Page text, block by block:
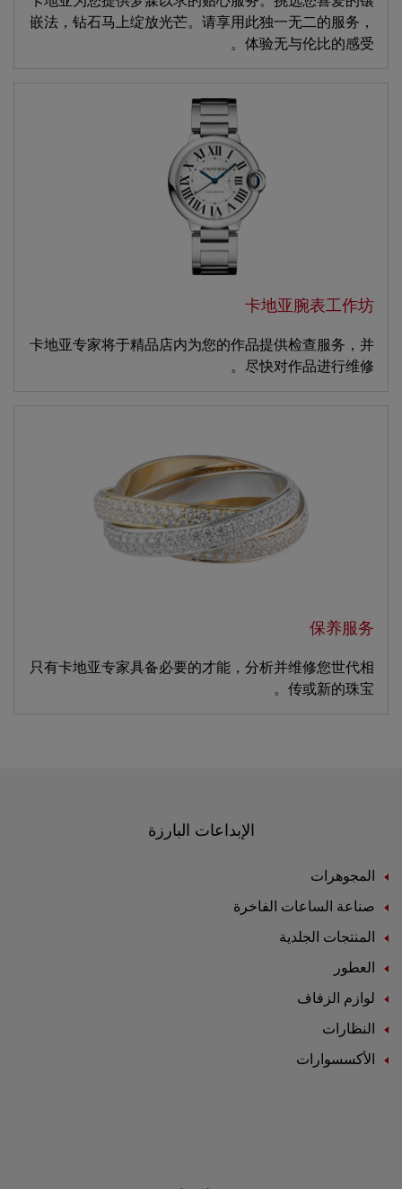
嵌法，钻石马上绽放光芒。请享用此独一无二的服务，
体验无与伦比的感受。
卡地亚腕表工作坊
卡地亚专家将于精品店内为您的作品提供检查服务，并
尽快对作品进行维修。
保养服务
只有卡地亚专家具备必要的才能，分析并维修您世代相
传或新的珠宝。
الإبداعات البارزة
المجوهرات
صناعة الساعات الفاخرة
المنتجات الجلدية
العطور
لوازم الزفاف
النظارات
الأكسسوارات